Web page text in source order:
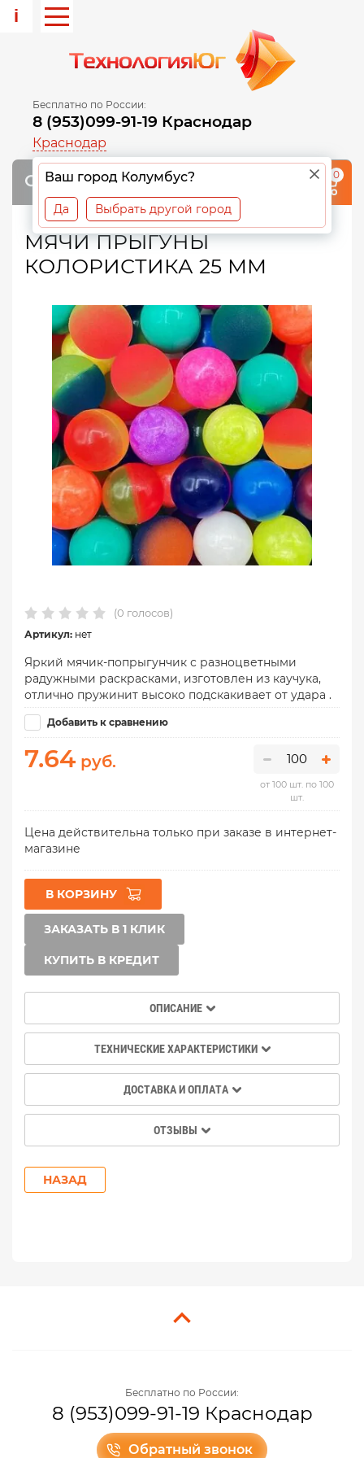
i
Бесплатно по России:
8 (953)099-91-19 Краснодар
Краснодар
Ваш город Колумбус?
Да Выбрать другой город
0
МЯЧИ ПРЫГУНЫ
КОЛОРИСТИКА 25 ММ
(0 голосов)
Артикул: нет
Яркий мячик-попрыгунчик с разноцветными
радужными раскрасками, изготовлен из каучука,
отлично пружинит высоко подскакивает от удара .
Добавить к сравнению
7.64 руб.
от 100 шт. по 100
шт.
Цена действительна только при заказе в интернет-
магазине
В КОРЗИНУ
ЗАКАЗАТЬ В 1 КЛИК
КУПИТЬ В КРЕДИТ
ОПИСАНИЕ
ТЕХНИЧЕСКИЕ ХАРАКТЕРИСТИКИ
ДОСТАВКА И ОПЛАТА
ОТЗЫВЫ
НАЗАД
Бесплатно по России:
8 (953)099-91-19 Краснодар
Обратный звонок